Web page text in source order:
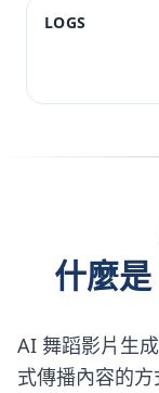
LOGS
什麼
AI 舞蹈影片生
式傳播內容的